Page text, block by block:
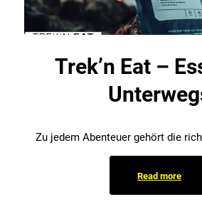
Trek’n Eat –
Zu jedem Abenteuer gehört die
Read more